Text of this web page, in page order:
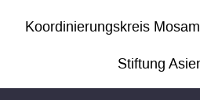
Koordinierungskreis
Stiftung